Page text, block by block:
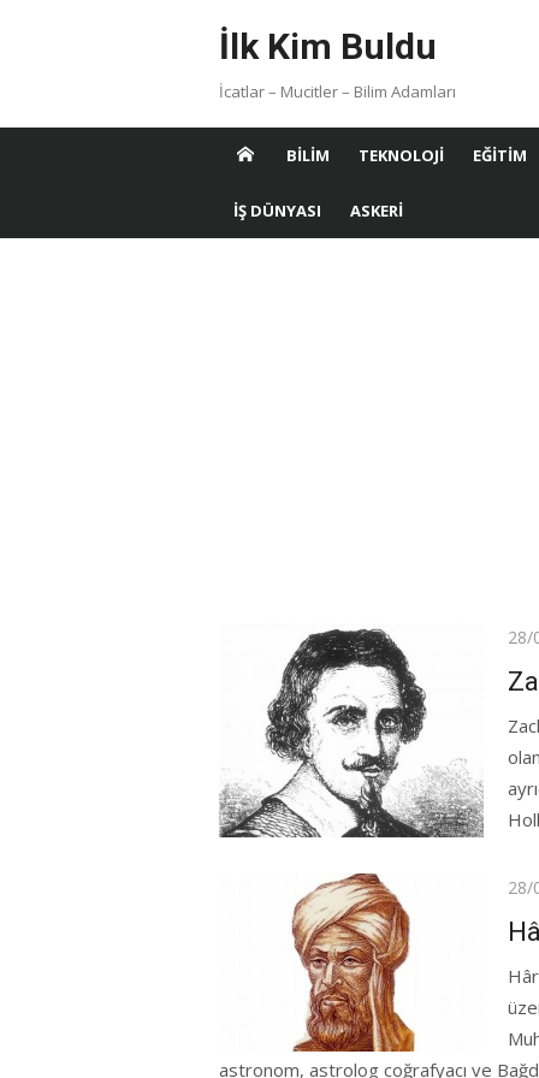
İlk Kim Buldu
İcatlar – Mucitler – Bilim Adamları
BILIM TEKNOLOJI EĞITIM
İŞ DÜNYASI ASKERI
28/
28/
astronom, astrolog coğrafyacı ve